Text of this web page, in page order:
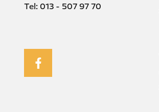
Tel:013 - 507 97 70